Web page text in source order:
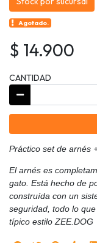
Agotado.
$ 14.900
CANTIDAD
Práctico set de arnés
El arnés es
gato. Está hecho de
construída con un
seguridad, todo lo
típico estilo ZEE.DOG